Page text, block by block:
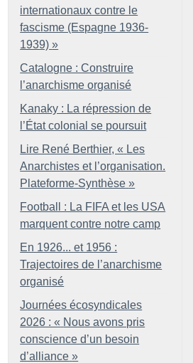
internationaux contre le
fascisme (Espagne 1936-
1939) »
Catalogne : Construire
l’anarchisme organisé
Kanaky : La répression de
l’État colonial se poursuit
Lire René Berthier, « Les
Anarchistes et l’organisation.
Plateforme-Synthèse »
Football : La FIFA et les USA
marquent contre notre camp
En 1926... et 1956 :
Trajectoires de l’anarchisme
organisé
Journées écosyndicales
2026 : « Nous avons pris
conscience d’un besoin
d’alliance »